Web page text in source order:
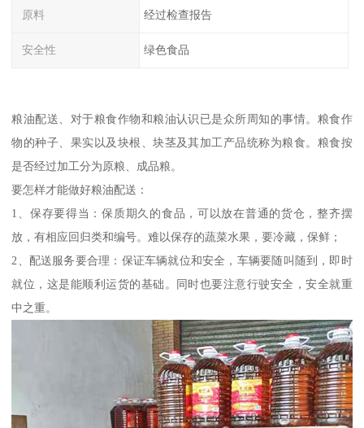
原料 经过检查报告
安全性 绿色食品
粮油配送、对于粮食作物和粮油认识已是众所周知的事情。粮食作
物的种子、果实以及块根、块茎及其加工产品统称为粮食。粮食按
是否经过加工分为原粮、成品粮。
要怎样才能做好粮油配送：
1、保存要得当：保质期久的食品，可以放在普通的货仓，整齐摆
放，有相应回归类和编号。难以保存的蔬菜水果，要冷藏，保鲜；
2、配送服务要合理：保证车辆就位和安全，车辆要随叫随到，即时
就位，这是能顺利运货的基础。同时也要注意行驶安全，安全就重
中之重。